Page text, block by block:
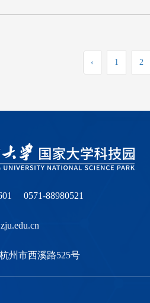
‹ 1 2
0571-88980521
州市西溪路525号